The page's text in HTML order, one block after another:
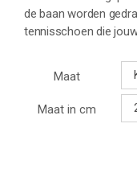
de baan worden
tennisschoen die
Maat
Maat in cm